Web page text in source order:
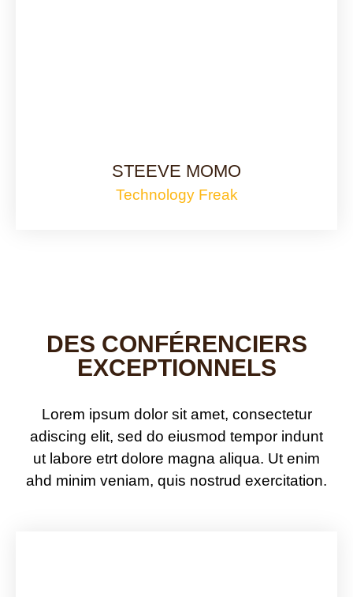
STEEVE MOMO
Technology Freak
DES CONFÉRENCIERS
EXCEPTIONNELS
Lorem ipsum dolor sit amet, consectetur
adiscing elit, sed do eiusmod tempor indunt
ut labore etrt dolore magna aliqua. Ut enim
ahd minim veniam, quis nostrud exercitation.